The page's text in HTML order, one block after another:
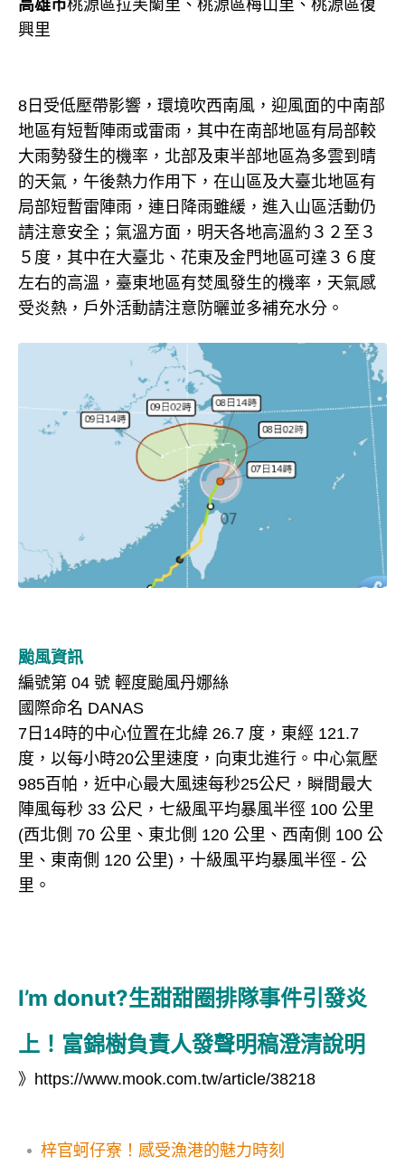
高雄市桃源區拉芙蘭里、桃源區梅山里、桃源區復
興里
8日受低壓帶影響，環境吹西南風，迎風面的中南部
地區有短暫陣雨或雷雨，其中在南部地區有局部較
大雨勢發生的機率，北部及東半部地區為多雲到晴
的天氣，午後熱力作用下，在山區及大臺北地區有
局部短暫雷陣雨，連日降雨雖緩，進入山區活動仍
請注意安全；氣溫方面，明天各地高溫約３２至３
５度，其中在大臺北、花東及金門地區可達３６度
左右的高溫，臺東地區有焚風發生的機率，天氣感
受炎熱，戶外活動請注意防曬並多補充水分。
颱風資訊
編號第 04 號 輕度颱風丹娜絲
國際命名 DANAS
7日14時的中心位置在北緯 26.7 度，東經 121.7
度，以每小時20公里速度，向東北進行。中心氣壓
985百帕，近中心最大風速每秒25公尺，瞬間最大
陣風每秒 33 公尺，七級風平均暴風半徑 100 公里
(西北側 70 公里、東北側 120 公里、西南側 100 公
里、東南側 120 公里)，十級風平均暴風半徑 - 公
里。
I’m donut?生甜甜圈排隊事件引發炎
上！富錦樹負責人發聲明稿澄清說明
》 https://www.mook.com.tw/article/38218
梓官蚵仔寮！感受漁港的魅力時刻